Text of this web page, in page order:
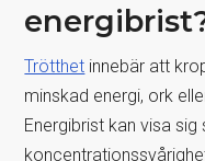
Trötthet innebär att
minskad energi, ork
Energibrist kan visa